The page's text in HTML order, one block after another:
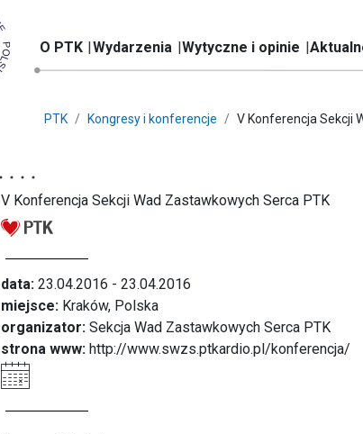
O PTK Wydarzenia Wytyczne i opinie
PTK Kongresy i konferencje V Konferencja Sekcji
V Konferencja Sekcji Wad Zastawkowych Serca PTK
data: 23.04.2016 - 23.04.2016
miejsce: Kraków, Polska
organizator: Sekcja Wad Zastawkowych Serca PTK
strona www: http://www.swzs.ptkardio.pl/konferencja/